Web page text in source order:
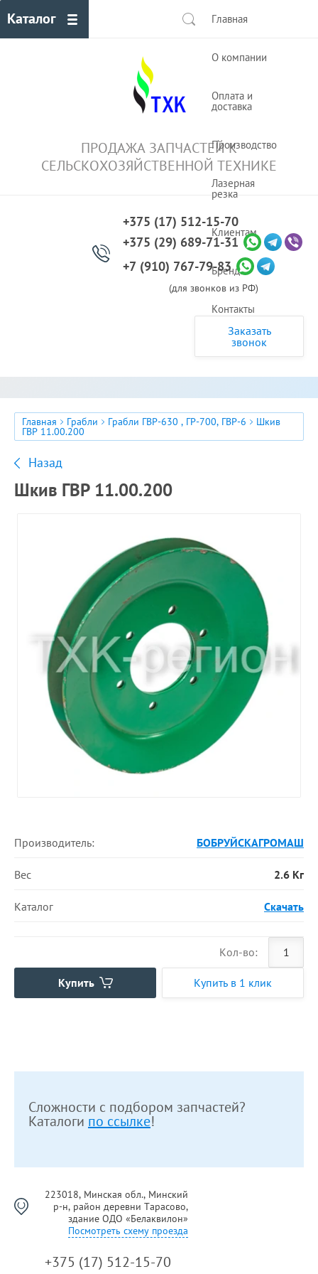
Каталог Главная
О компании
Оплата и
доставка
Производство
Лазерная
резка
Клиентам
Бренды
Контакты
ПРОДАЖА ЗАПЧАСТЕЙ К
СЕЛЬСКОХОЗЯЙСТВЕННОЙ ТЕХНИКЕ
+375 (17) 512-15-70
+375 (29) 689-71-31
+7 (910) 767-79-83
(для звонков из РФ)
Заказать
звонок
Главная Грабли Грабли ГВР-630 , ГР-700, ГВР-6 Шкив
ГВР 11.00.200
Назад
Шкив ГВР 11.00.200
Производитель: БОБРУЙСКАГРОМАШ
Вес 2.6 Кг
Каталог Скачать
Кол-во:
Купить Купить в 1 клик
Сложности с подбором запчастей?
Каталоги по ссылке!
223018, Минская обл., Минский
р-н, район деревни Тарасово,
здание ОДО «Белаквилон»
Посмотреть схему проезда
+375 (17) 512-15-70